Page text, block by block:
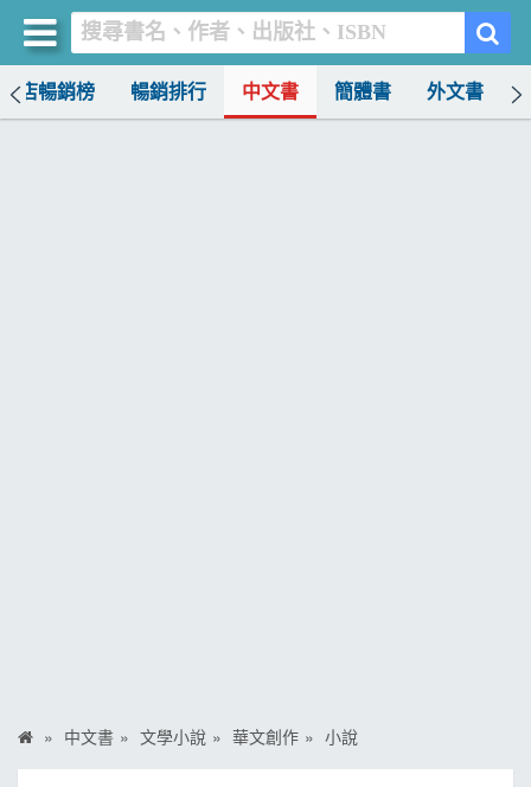
書店暢銷榜 暢銷排行 中文書 簡體書 外文書
中文書 文學小說 華文創作 小說
買書網